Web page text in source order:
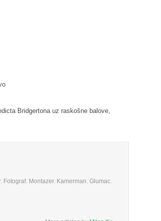
Bridgertona uz raskošne balove,
Montazer. Kamerman. Glumac.